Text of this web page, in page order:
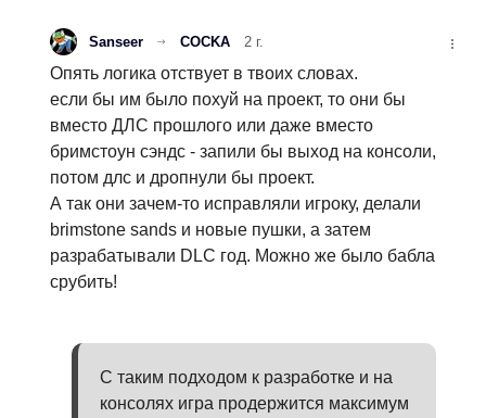
Sanseer COCKA 2 г.
Опять логика отствует в твоих словах.
если бы им было похуй на проект, то они бы
вместо ДЛС прошлого или даже вместо
бримстоун сэндс - запили бы выход на консоли,
потом длс и дропнули бы проект.
А так они зачем-то исправляли игроку, делали
brimstone sands и новые пушки, а затем
разрабатывали DLC год. Можно же было бабла
срубить!
С таким подходом к разработке и на
консолях игра продержится максимум